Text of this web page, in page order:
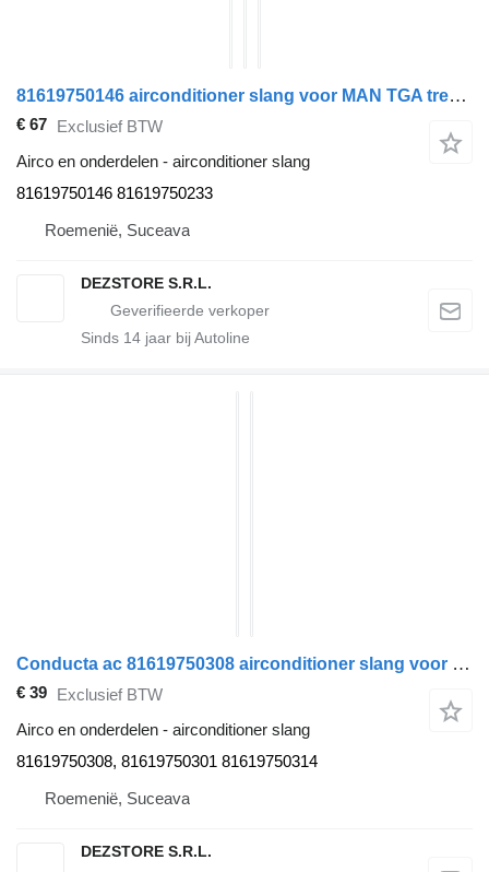
81619750146 airconditioner slang voor MAN TGA trekker
€ 67 Exclusief BTW
Airco en onderdelen - airconditioner slang
81619750146 81619750233
Roemenië, Suceava
DEZSTORE S.R.L.
Sinds 14 jaar bij Autoline
Conducta ac 81619750308 airconditioner slang voor MAN TGS trekker
€ 39 Exclusief BTW
Airco en onderdelen - airconditioner slang
81619750308, 81619750301 81619750314
Roemenië, Suceava
DEZSTORE S.R.L.